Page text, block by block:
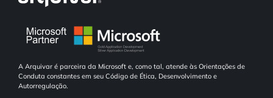
A Arquivar é parceira da Microsoft e, como tal, atende às Orientações de
Conduta constantes em seu Código de Ética, Desenvolvimento e
Autorregulação.